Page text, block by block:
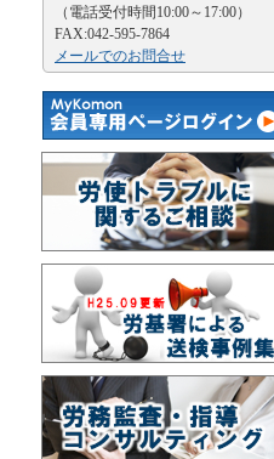
（電話受付時間10:00～17:00）
FAX:042-595-7864
メールでのお問合せ